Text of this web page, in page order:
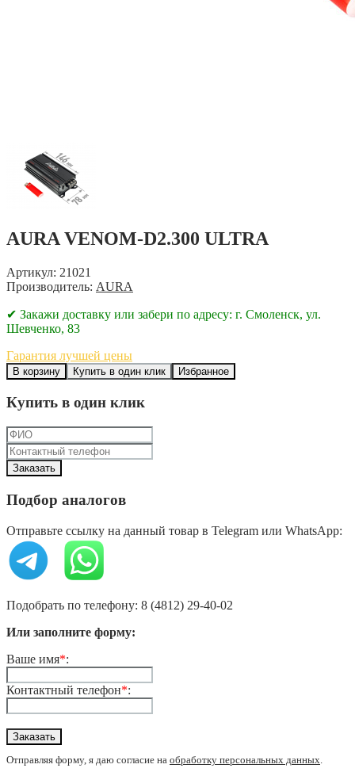
AURA VENOM-D2.300 ULTRA
Артикул: 21021
Производитель: AURA
✔ Закажи доставку или забери по адресу: г. Смоленск, ул.
Шевченко, 83
Гарантия лучшей цены
В корзину Купить в один клик Избранное
Купить в один клик
Подбор аналогов
Отправьте ссылку на данный товар в Telegram или WhatsApp:
Подобрать по телефону: 8 (4812) 29-40-02
Или заполните форму:
Ваше имя*:
Контактный телефон*:
Отправляя форму, я даю согласие на обработку персональных данных.